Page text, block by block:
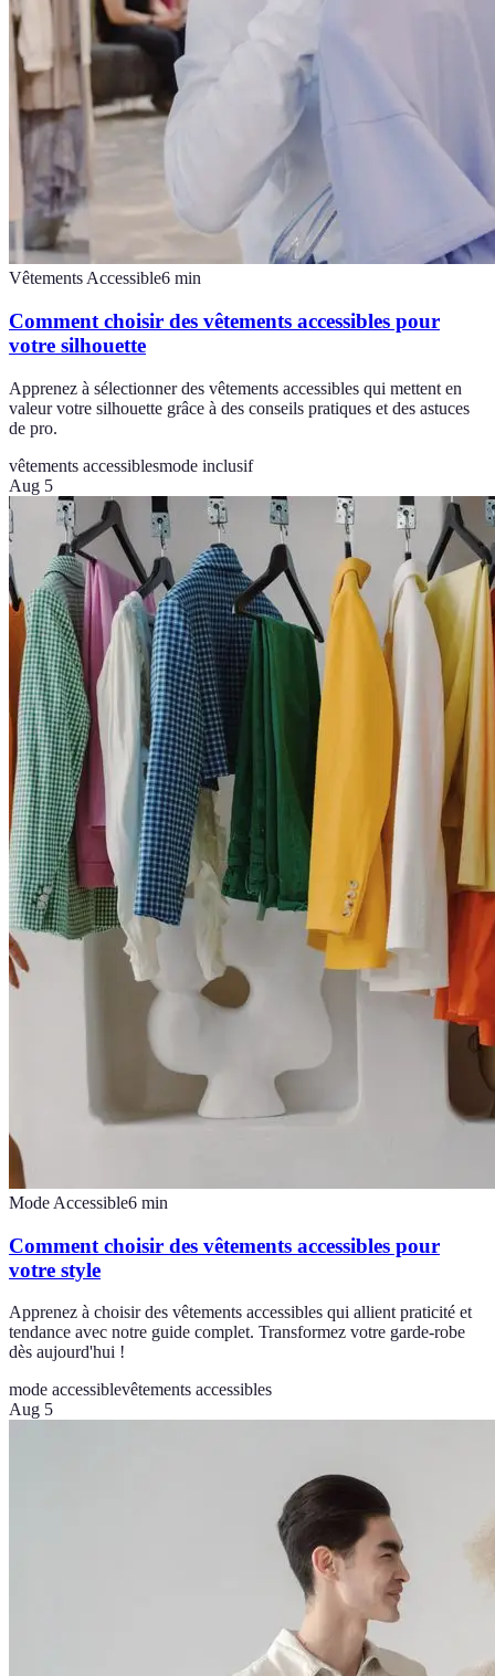
Vêtements Accessible6 min
Comment choisir des vêtements accessibles pour
votre silhouette
Apprenez à sélectionner des vêtements accessibles qui mettent en
valeur votre silhouette grâce à des conseils pratiques et des astuces
de pro.
vêtements accessiblesmode inclusif
Aug 5
Mode Accessible6 min
Comment choisir des vêtements accessibles pour
votre style
Apprenez à choisir des vêtements accessibles qui allient praticité et
tendance avec notre guide complet. Transformez votre garde-robe
dès aujourd'hui !
mode accessiblevêtements accessibles
Aug 5